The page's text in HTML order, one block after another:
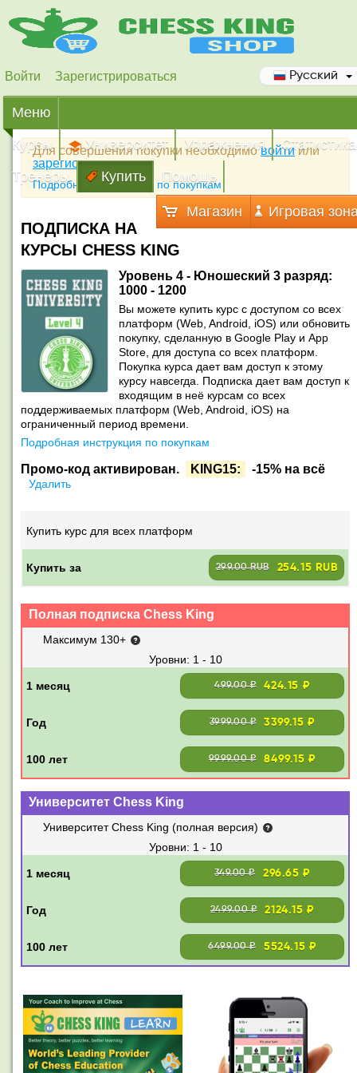
Войти Зарегистрироваться Русский
Меню
Курсы
Университет Упражнения
Статистика
Тренеры
Купить Помощь
Магазин Игровая
Для совершения покупки необходимовойтиили
зарегистрироваться
Подробная инструкция по покупкам
ПОДПИСКА НА
КУРСЫ CHESS KING
Уровень 4 - Юношеский 3 разряд:
1000 - 1200
Вы можете купить курс с доступом со всех
платформ (Web, Android, iOS) или обновить
покупку, сделанную в Google Play и App
Store, для доступа со всех платформ.
Покупка курса дает вам доступ к этому
курсу навсегда. Подписка дает вам доступ к
входящим в неё курсам со всех
поддерживаемых платформ (Web, Android, iOS) на
ограниченный период времени.
Подробная инструкция по покупкам
Промо-код активирован. KING15: -15% на всё
Удалить
Купить курс для всех платформ
Купить за 299.00 RUB 254.15 RUB
Полная подписка Chess King
Максимум 130+
1 - 10
499.00 ₽ 424.15 ₽
3999.00 ₽ 3399.15 ₽
9999.00 ₽ 8499.15 ₽
Университет Chess King
Университет Chess King (полная версия)
1 - 10
349.00 ₽ 296.65 ₽
2499.00 ₽ 2124.15 ₽
6499.00 ₽ 5524.15 ₽